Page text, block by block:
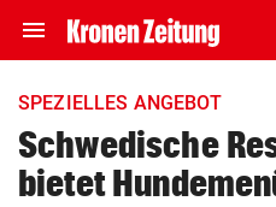
menu Navigation
ein-/ausklappen
account_circle Anmelden
SPEZIELLES ANGEBOT
Schwedische
bietet